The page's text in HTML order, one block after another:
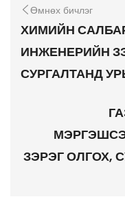
Өмнөх бичлэг
ХИМИЙН
ИНЖЕНЕРИЙН
СУРГАЛТАНД
ЗЭРЭГ ОЛГОХ,